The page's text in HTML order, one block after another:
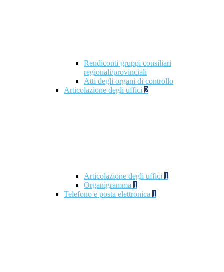
Rendiconti gruppi consiliari
regionali/provinciali
Atti degli organi di controllo
Articolazione degli uffici 2
Articolazione degli uffici 1
Organigramma 1
Telefono e posta elettronica 1